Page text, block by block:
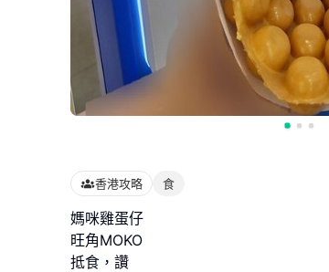
香港攻略 食
媽咪雞蛋仔
旺角MOKO
抵食，讚